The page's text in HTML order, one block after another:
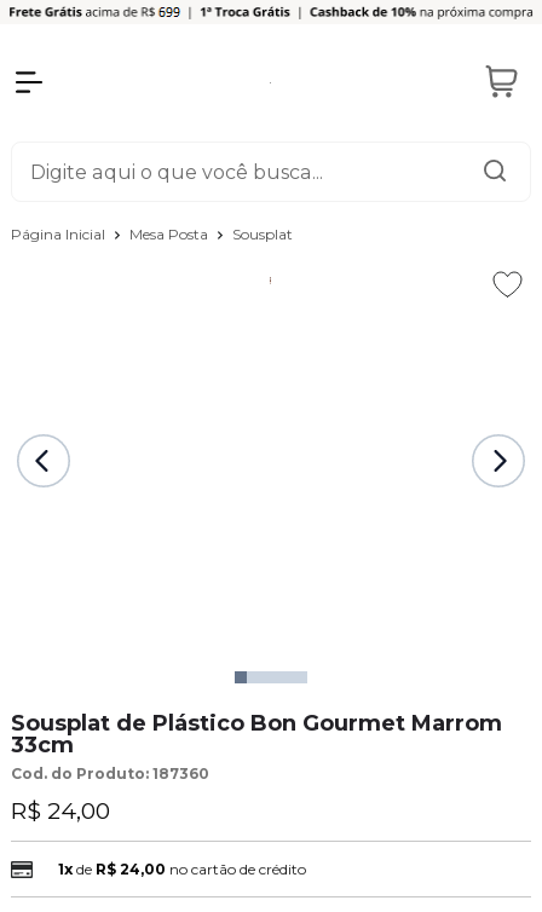
Página Inicial Mesa Posta Sousplat
Sousplat de Plástico Bon Gourmet Marrom
33cm
Cod. do Produto: 187360
R$ 24,00
1xde R$ 24,00 no cartão de crédito